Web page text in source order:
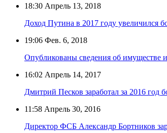
18:30 Апрель 13, 2018
Доход Путина в 2017 году увеличился
19:06 Фев. 6, 2018
Опубликованы сведения об имуществе
16:02 Апрель 14, 2017
Дмитрий Песков заработал за 2016 год
11:58 Апрель 30, 2016
Директор ФСБ Александр Бортников